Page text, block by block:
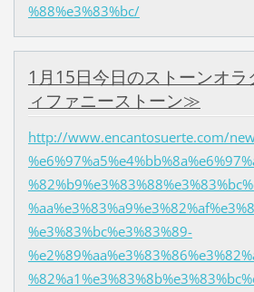
%88%e3%83%bc/
1月15日今日のストーンオ
ィファニーストーン≫
http://www.encantosuerte.com/
%e3%83%bc%e3%83%89-